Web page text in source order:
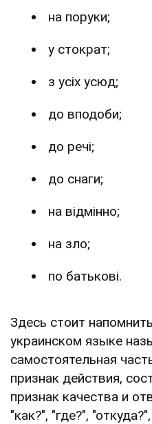
на поруки;
у стократ;
з усіх усюд;
до вподоби;
до речі;
до снаги;
на відмінно;
на зло;
по батькові.
Здесь стоит
украинском языке
самостоятельная
признак действия,
признак качества и
"как?", "где?",